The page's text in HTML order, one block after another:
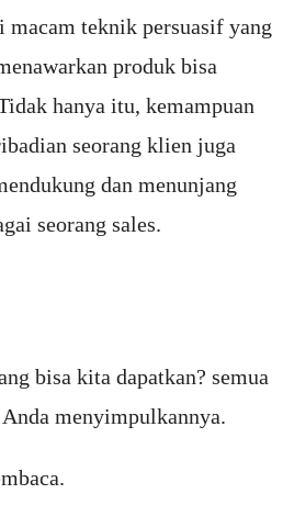
macam teknik persuasif yang
produk bisa
hanya itu, kemampuan
seorang klien juga
dan menunjang
seorang sales.
bisa kita dapatkan? semua
menyimpulkannya.